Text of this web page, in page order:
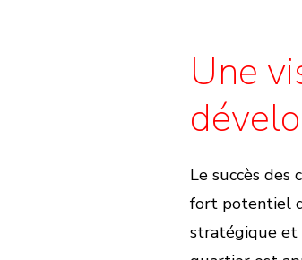
Une
Le succès
fort potentiel
stratégique et